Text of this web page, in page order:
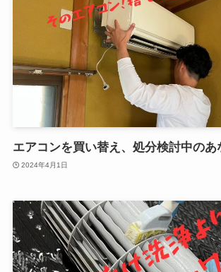
エアコンを買い替え、処分検討中のあ
2024年4月1日